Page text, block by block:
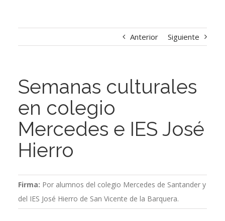
Anterior Siguiente
Semanas culturales
en colegio
Mercedes e IES José
Hierro
Firma: Por alumnos del colegio Mercedes de Santander y
del IES José Hierro de San Vicente de la Barquera.